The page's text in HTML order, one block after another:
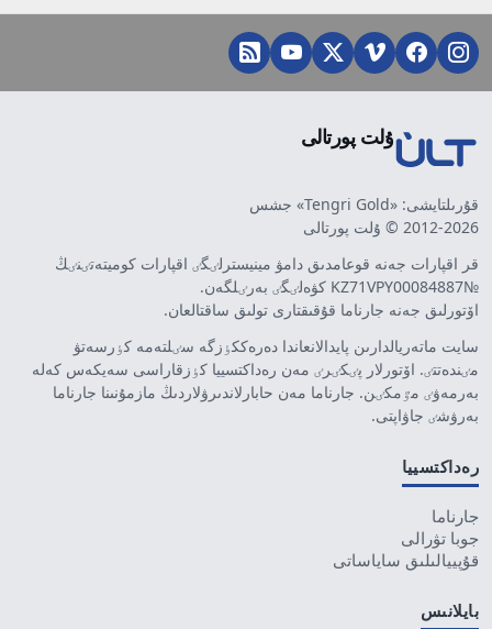
ۇلت پورتالى
قۇرىلتايشى: «Tengri Gold» جشس
2012-2026 © ۇلت پورتالى
قر اقپارات جەنە قوعامدىق دامۋ مينيسترلٸگٸ اقپارات كوميتەتٸنٸڭ
№KZ71VPY00084887 كۋەلٸگٸ بەرٸلگەن.
اۆتورلىق جەنە جارناما قۇقىقتارى تولىق ساقتالعان.
سايت ماتەريالدارىن پايدالانعاندا دەرەككٶزگە سٸلتەمە كٶرسەتۋ
مٸندەتتٸ. اۆتورلار پٸكٸرٸ مەن رەداكتسييا كٶزقاراسى سەيكەس كەلە
بەرمەۋٸ مٷمكٸن. جارناما مەن حابارلاندىرۋلاردىڭ مازمۇنىنا جارناما
بەرۋشٸ جاۋاپتى.
رەداكتسييا
جارناما
جوبا تۋرالى
قۇپييالىلىق ساياساتى
بايلانىس